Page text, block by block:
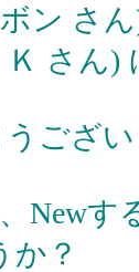
ン さ
Ｋ さん)
ござ
New
か？